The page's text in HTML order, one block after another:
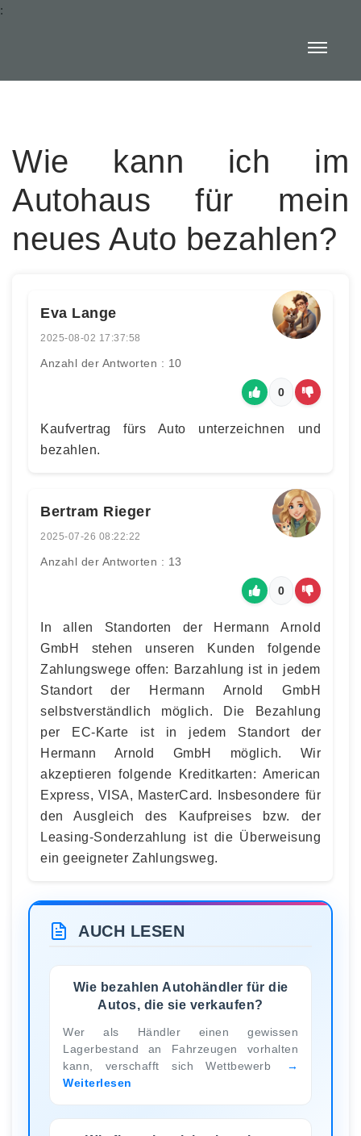
:
Wie kann ich im
Autohaus für mein
neues Auto bezahlen?
Eva Lange
2025-08-02 17:37:58
Anzahl der Antworten : 10
0
Kaufvertrag fürs Auto unterzeichnen und
bezahlen.
Bertram Rieger
2025-07-26 08:22:22
Anzahl der Antworten : 13
0
In allen Standorten der Hermann Arnold
GmbH stehen unseren Kunden folgende
Zahlungswege offen: Barzahlung ist in jedem
Standort der Hermann Arnold GmbH
selbstverständlich möglich. Die Bezahlung
per EC-Karte ist in jedem Standort der
Hermann Arnold GmbH möglich. Wir
akzeptieren folgende Kreditkarten: American
Express, VISA, MasterCard. Insbesondere für
den Ausgleich des Kaufpreises bzw. der
Leasing-Sonderzahlung ist die Überweisung
ein geeigneter Zahlungsweg.
AUCH LESEN
Wie bezahlen Autohändler für die
Autos, die sie verkaufen?
Wer als Händler einen gewissen
Lagerbestand an Fahrzeugen vorhalten
kann, verschafft sich Wettbewerb
Weiterlesen